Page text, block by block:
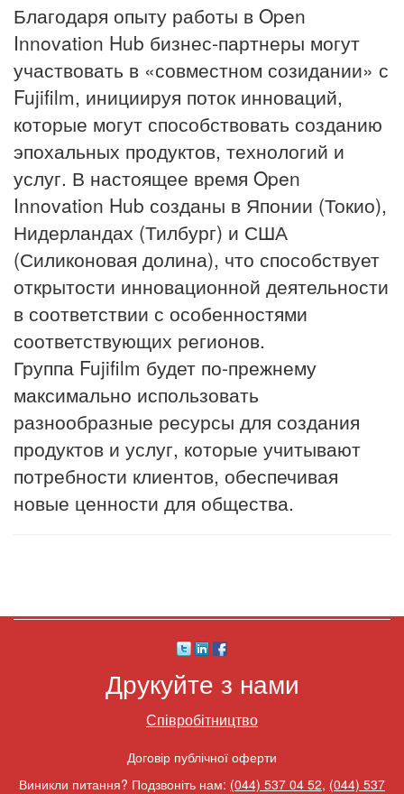
Благодаря опыту работы в Open
Innovation Hub бизнес-партнеры могут
участвовать в «совместном созидании» с
Fujifilm, инициируя поток инноваций,
которые могут способствовать созданию
эпохальных продуктов, технологий и
услуг. В настоящее время Open
Innovation Hub созданы в Японии (Токио),
Нидерландах (Тилбург) и США
(Силиконовая долина), что способствует
открытости инновационной деятельности
в соответствии с особенностями
соответствующих регионов.
Группа Fujifilm будет по-прежнему
максимально использовать
разнообразные ресурсы для создания
продуктов и услуг, которые учитывают
потребности клиентов, обеспечивая
новые ценности для общества.
Друкуйте з нами
Співробітництво
Договір публічної оферти
Виникли питання? Подзвоніть нам: (044) 537 04 52, (044) 537